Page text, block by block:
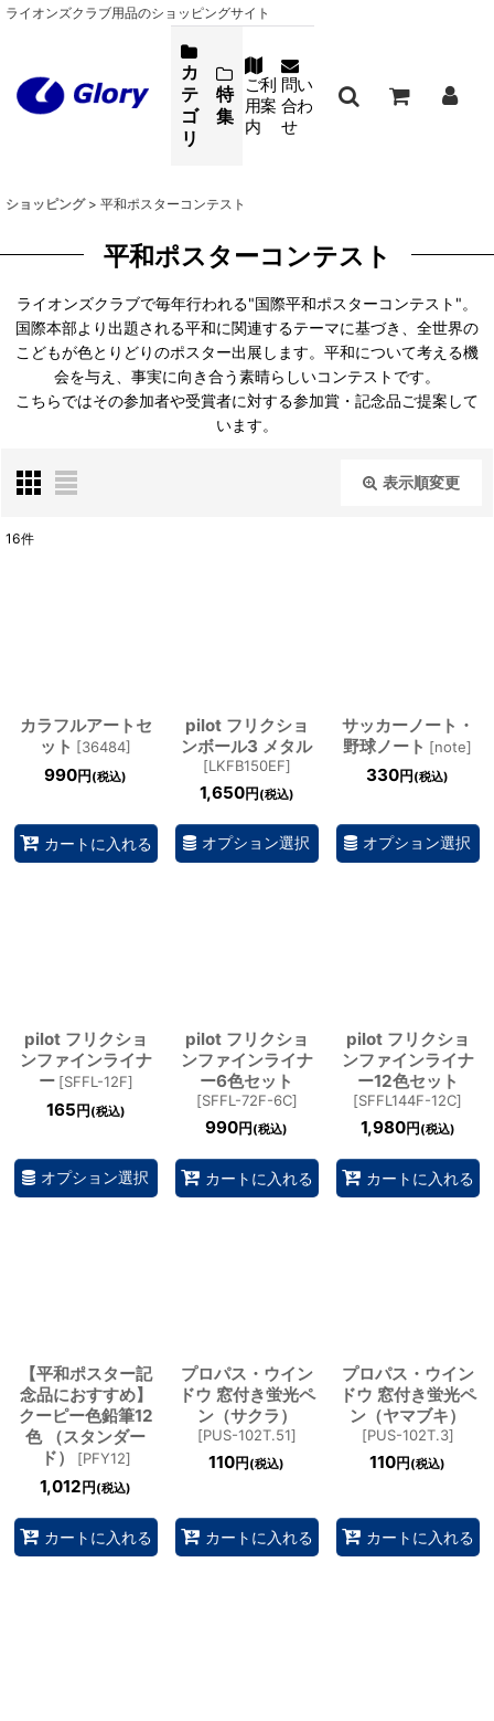
ライオンズクラブ用品のショッピングサイト
カ
テ
ゴ
リ
特
集
ご利
用案
内
問い
合わ
せ
ショッピング > 平和ポスターコンテスト
平和ポスターコンテスト
ライオンズクラブで毎年行われる"国際平和ポスターコンテスト"。
国際本部より出題される平和に関連するテーマに基づき、全世界の
こどもが色とりどりのポスター出展します。平和について考える機
会を与え、事実に向き合う素晴らしいコンテストです。
こちらではその参加者や受賞者に対する参加賞・記念品ご提案して
います。
表示順変更
16件
カラフルアートセ
ット [36484]
990円 (税込)
カートに入れる
pilot フリクショ
ンボール3 メタル
[LKFB150EF]
1,650円 (税込)
オプション選択
サッカーノート・
野球ノート [note]
330円 (税込)
オプション選択
pilot フリクショ
ンファインライナ
ー [SFFL-12F]
165 円 (税込)
オプション選択
pilot フリクショ
ンファインライナ
ー6色セット
[SFFL-72F-6C]
990円 (税込)
カートに入れる
pilot フリクショ
ンファインライナ
ー12色セット
[SFFL144F-12C]
1,980円 (税込)
カートに入れる
【平和ポスター記
念品におすすめ】
クーピー色鉛筆12
色 （スタンダー
ド）
[PFY12]
1,012 円 (税込)
カートに入れる
プロパス・ウイン
ドウ 窓付き蛍光ペ
ン（サクラ）
[PUS-102T.51]
110円 (税込)
カートに入れる
プロパス・ウイン
ドウ 窓付き蛍光ペ
ン（ヤマブキ）
[PUS-102T.3]
110円 (税込)
カートに入れる